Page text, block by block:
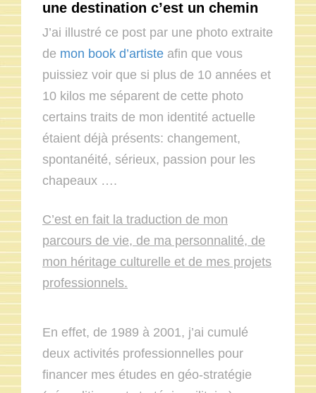
une destination c’est un chemin
J’ai illustré ce post par une photo extraite
de mon book d’artiste afin que vous
puissiez voir que si plus de 10 années et
10 kilos me séparent de cette photo
certains traits de mon identité actuelle
étaient déjà présents: changement,
spontanéité, sérieux, passion pour les
chapeaux ….
C’est en fait la traduction de mon
parcours de vie, de ma personnalité, de
mon héritage culturelle et de mes projets
professionnels.
En effet, de 1989 à 2001, j’ai cumulé
deux activités professionnelles pour
financer mes études en géo-stratégie